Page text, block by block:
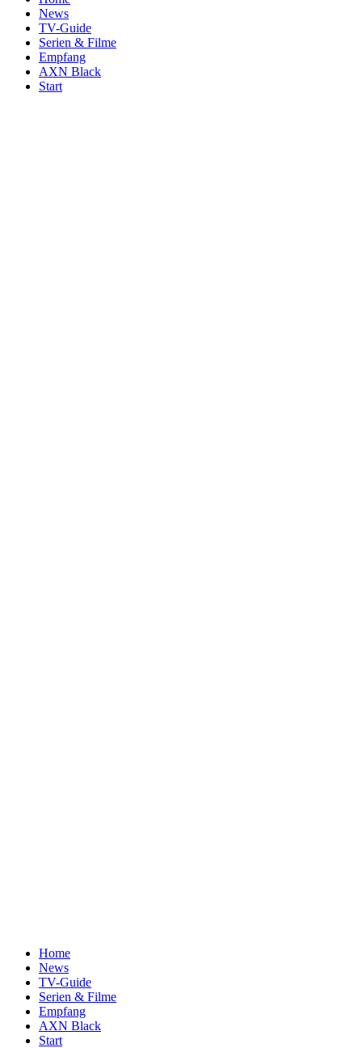
News
TV-Guide
Serien & Filme
Empfang
AXN Black
Start
Home
News
TV-Guide
Serien & Filme
Empfang
AXN Black
Start